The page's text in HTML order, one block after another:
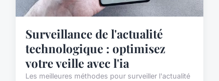
Surveillance de l'actualité
technologique : optimisez
votre veille avec l'ia
Les meilleures méthodes pour surveiller l'actualité